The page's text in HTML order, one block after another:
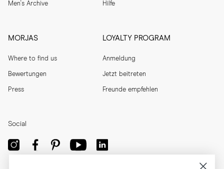
Men's Archive Hilfe
MORJAS
Where to find us
Bewertungen
Press
LOYALTY PROGRAM
Anmeldung
Jetzt beitreten
Freunde empfehlen
Social